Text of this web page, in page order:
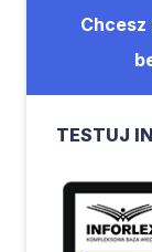
TESTUJ